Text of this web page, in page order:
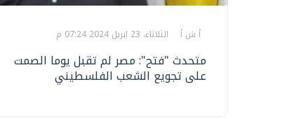
أ ش أ الثلاثاء، 23 ابريل 2024 07:24 م
متحدث "فتح": مصر لم تقبل يوما الصمت
على تجويع الشعب الفلسطيني